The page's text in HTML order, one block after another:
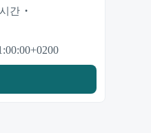
간